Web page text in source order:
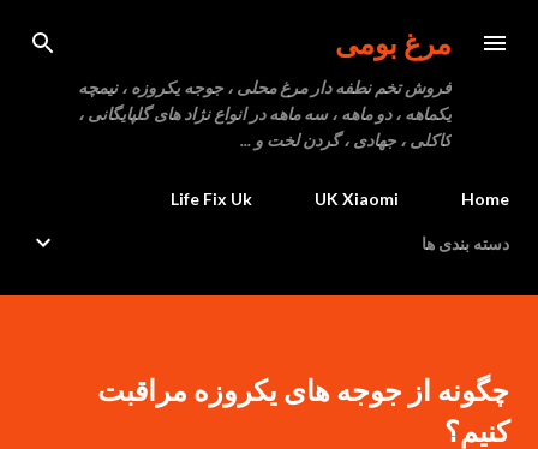
مرغ بومی
فروش تخم نطفه دار مرغ محلی ، جوجه یکروزه ، نیمچه
یکماهه ، دو ماهه ، سه ماهه در انواع نژاد های گلپایگانی ،
کاکلی ، جهادی ، گردن لخت و ...
Home
UK Xiaomi
Life Fix Uk
دسته بندی ها
چگونه از جوجه های یکروزه مراقبت
کنیم؟